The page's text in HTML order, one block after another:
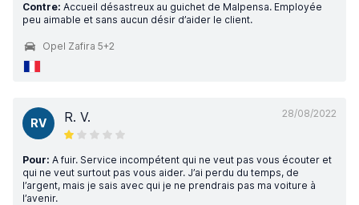
Contre: Accueil désastreux au guichet de Malpensa. Employée
peu aimable et sans aucun désir d’aider le client.
Opel Zafira 5+2
28/08/2022
RV R. V.
Pour: A fuir. Service incompétent qui ne veut pas vous écouter et
qui ne veut surtout pas vous aider. J’ai perdu du temps, de
l’argent, mais je sais avec qui je ne prendrais pas ma voiture à
l’avenir.